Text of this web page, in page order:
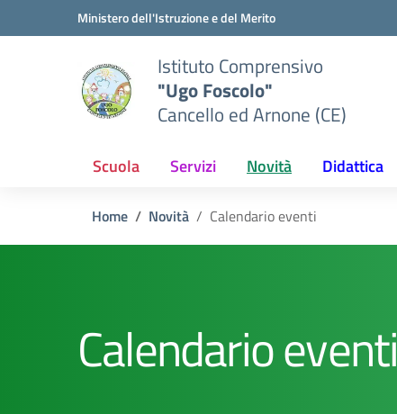
Vai ai contenuti
Vai al menu di navigazioneMinistero dell'Istruzione e del Merito
Istituto Comprensivo
"Ugo Foscolo"
Cancello ed Arnone (CE)
Scuola Servizi Novità Didattica
Home Novità Calendario eventi
Calendario eventi